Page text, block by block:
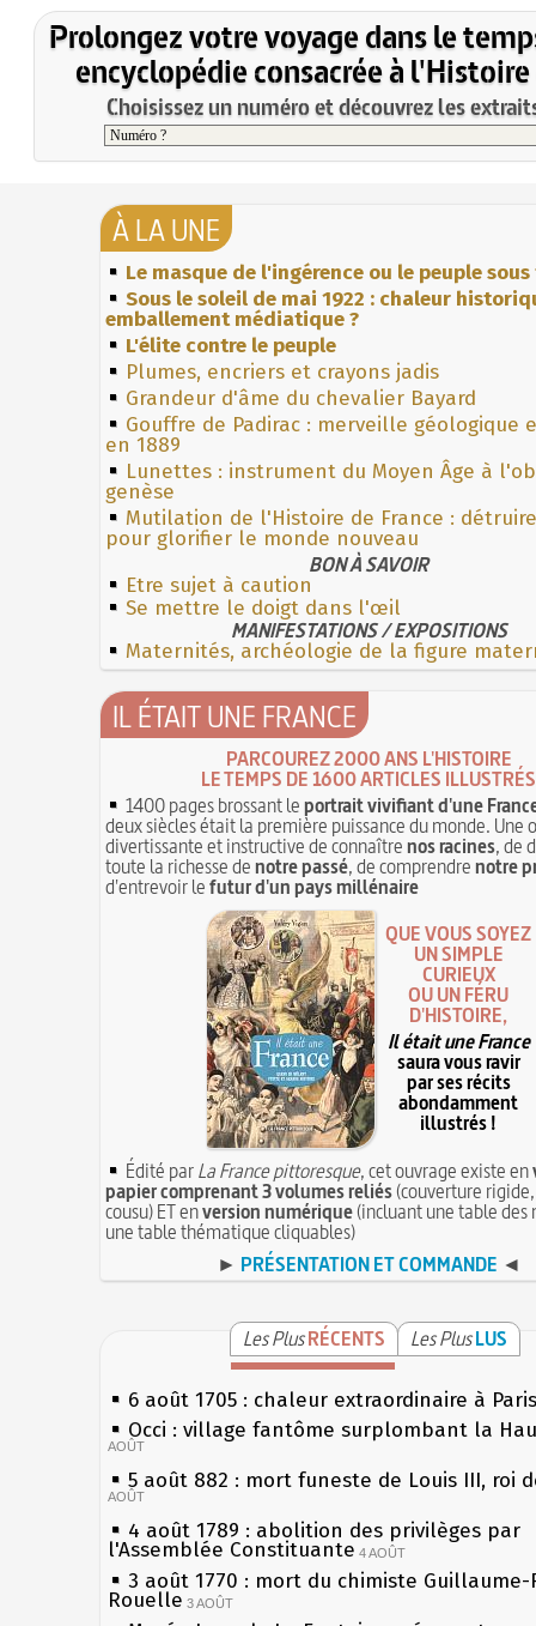
Prolongez votre voyage dans le
encyclopédie consacrée à l'Histoire
Choisissez un numéro et découvrez les
À LA UNE
Le masque de l'ingérence ou le peuple
Sous le soleil de mai 1922 : chaleur
emballement médiatique ?
L'élite contre le peuple
Plumes, encriers et crayons jadis
Grandeur d'âme du chevalier Bayard
Gouffre de Padirac : merveille géologique
en 1889
Lunettes : instrument du Moyen Âge à
genèse
Mutilation de l'Histoire de France :
pour glorifier le monde nouveau
BON À SAVOIR
Etre sujet à caution
Se mettre le doigt dans l'œil
MANIFESTATIONS / EXPOSITIONS
Maternités, archéologie de la figure
IL ÉTAIT UNE FRANCE
PARCOUREZ 2000 ANS L'HISTOIRE
LE TEMPS DE 1600 ARTICLES ILLUSTRÉS
1400 pages brossant leportrait vivifiant d'une
deux siècles était la première puissance du monde. Une
divertissante et instructive de connaîtrenos racines, de
toute la richesse denotre passé, de comprendrenotre
d'entrevoir lefutur d'un pays millénaire
QUE VOUS SOYEZ
UN SIMPLE
CURIEUX
OU UN FÉRU
D'HISTOIRE,
Il était une France
saura vous ravir
par ses récits
abondamment
illustrés !
Édité parLa France pittoresque, cet ouvrage existe en
papier comprenant 3 volumes reliés(couverture
cousu) ET enversion numérique(incluant une table des
une table thématique cliquables)
► PRÉSENTATION ET COMMANDE ◄
Les PlusRÉCENTS Les PlusLUS
6 août 1705 : chaleur extraordinaire à Paris
Occi : village fantôme surplombant la
AOÛT
5 août 882 : mort funeste de Louis III, roi
AOÛT
4 août 1789 : abolition des privilèges par
l'Assemblée Constituante 4 AOÛT
3 août 1770 : mort du chimiste Guillaume-
Rouelle 3 AOÛT